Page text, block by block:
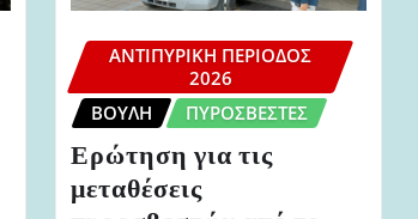
ΑΝΤΙΠΥΡΙΚΉ ΠΕΡΊΟΔΟΣ
2026
ΒΟΥΛΉ
ΠΥΡΟΣΒΈΣΤΕΣ
Ερώτηση για τις
μεταθέσεις